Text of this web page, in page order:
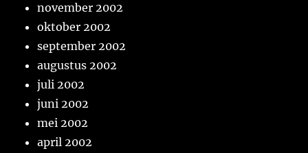
november 2002
oktober 2002
september 2002
augustus 2002
juli 2002
juni 2002
mei 2002
april 2002